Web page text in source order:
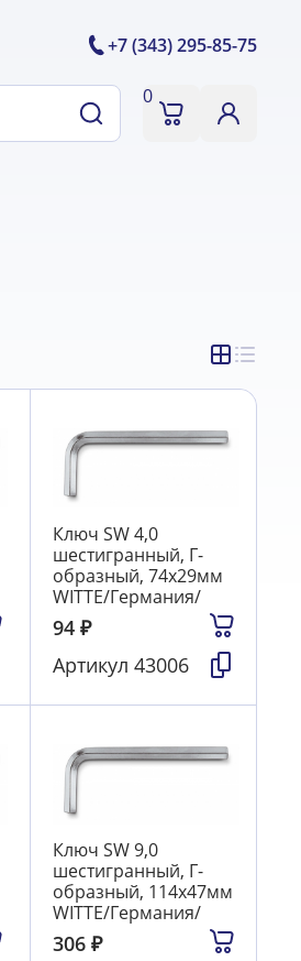
+7 (343) 295-85-75
0
Ключ SW 4,0
шестигранный, Г-
образный, 74х29мм
WITTE/Германия/
94 ₽
Артикул 43006
Ключ SW 9,0
шестигранный, Г-
образный, 114х47мм
WITTE/Германия/
306 ₽